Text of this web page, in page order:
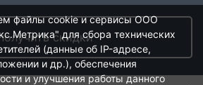
скидки
файлы cookie и сервисы ООО
для сбора технических
(данные об IP-адресе,
и др.), обеспечения
и улучшения работы данного